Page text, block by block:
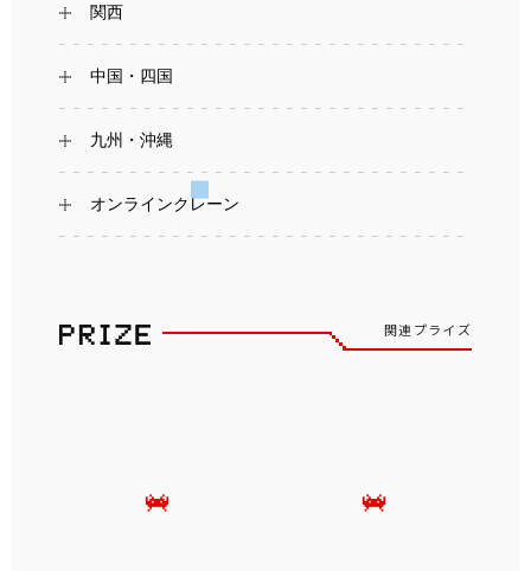
関西
中国・四国
九州・沖縄
オンラインクレーン
関連プライズ